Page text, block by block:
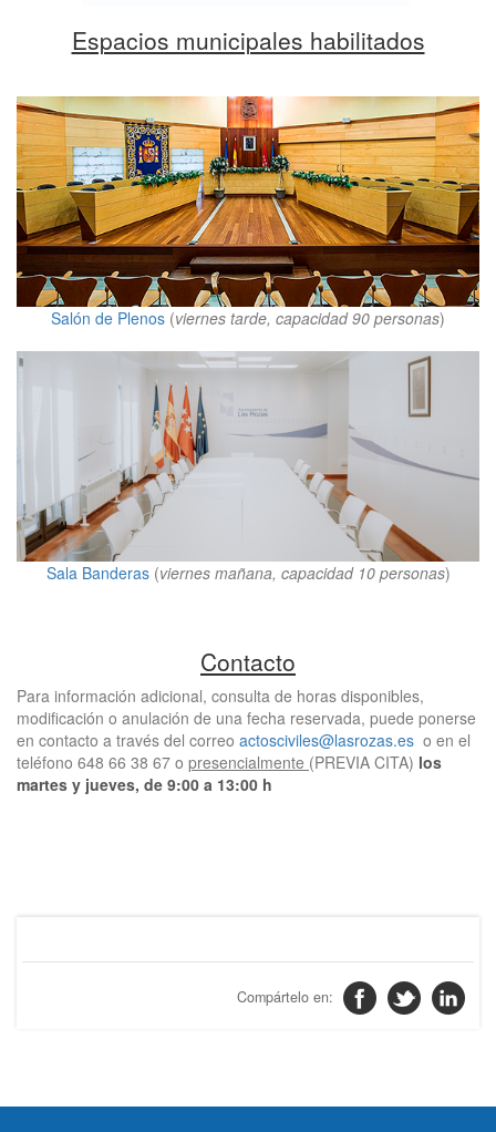
Espacios municipales habilitados
Salón de Plenos (viernes tarde, capacidad 90 personas)
Sala Banderas(viernes mañana, capacidad 10 personas)
Contacto
Para información adicional, consulta de horas disponibles,
modificación o anulación de una fecha reservada, puede ponerse
en contacto a través del correo actosciviles@lasrozas.es o en el
teléfono 648 66 38 67 o presencialmente (PREVIA CITA) los
martes y jueves, de 9:00 a 13:00 h